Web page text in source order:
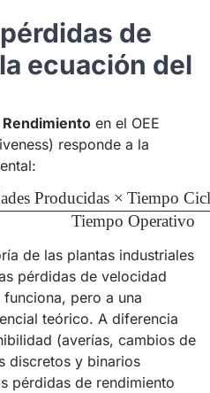
de
ecuación del
Rendimiento en el OEE
responde a la
\text{Rendimiento (\%)} =
Tiempo Operativo
Producidas × Tiempo
de las plantas industriales
pérdidas de velocidad
pero a una
teórico. A diferencia
(averías, cambios de
discretos y binarios
pérdidas de rendimiento